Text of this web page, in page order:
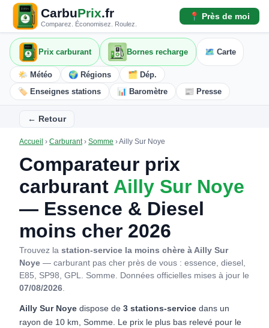
CarbuPrix.fr
Comparez. Économisez. Roulez.
📍 Près de moi
Prix carburant Bornes recharge 🗺️ Carte
🌤️ Météo 🌍 Régions
🗂️ Dép.
🏷️ Enseignes stations
📊 Baromètre 📰 Presse
← Retour
Accueil › Carburant› Somme ›Ailly Sur Noye
Comparateur prix
carburant Ailly Sur Noye
— Essence & Diesel
moins cher 2026
Trouvez la station-service la moins chère à Ailly Sur
Noye — carburant pas cher près de vous : essence, diesel,
E85, SP98, GPL. Somme. Données officielles mises à jour le
07/08/2026.
Ailly Sur Noye dispose de 3 stations-service dans un
rayon de 10 km, Somme. Le prix le plus bas relevé pour le